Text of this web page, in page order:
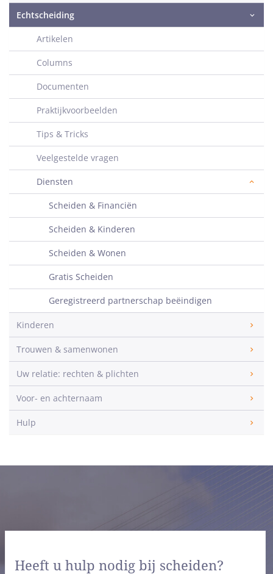
Echtscheiding
Artikelen
Columns
Documenten
Praktijkvoorbeelden
Tips & Tricks
Veelgestelde vragen
Diensten
Scheiden & Financiën
Scheiden & Kinderen
Scheiden & Wonen
Gratis Scheiden
Geregistreerd partnerschap beëindigen
Kinderen
Trouwen & samenwonen
Uw relatie: rechten & plichten
Voor- en achternaam
Hulp
Heeft u hulp nodig bij scheiden?